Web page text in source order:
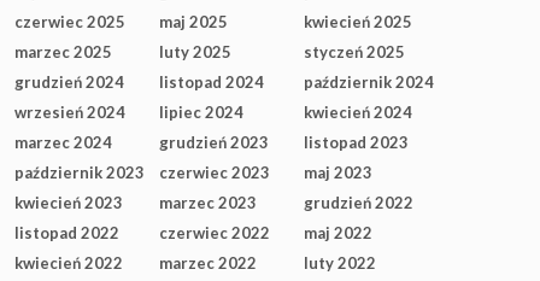
czerwiec 2025
maj 2025
kwiecień 2025
marzec 2025
luty 2025
styczeń 2025
grudzień 2024
listopad 2024
październik 2024
wrzesień 2024
lipiec 2024
kwiecień 2024
marzec 2024
grudzień 2023
listopad 2023
październik 2023
czerwiec 2023
maj 2023
kwiecień 2023
marzec 2023
grudzień 2022
listopad 2022
czerwiec 2022
maj 2022
kwiecień 2022
marzec 2022
luty 2022